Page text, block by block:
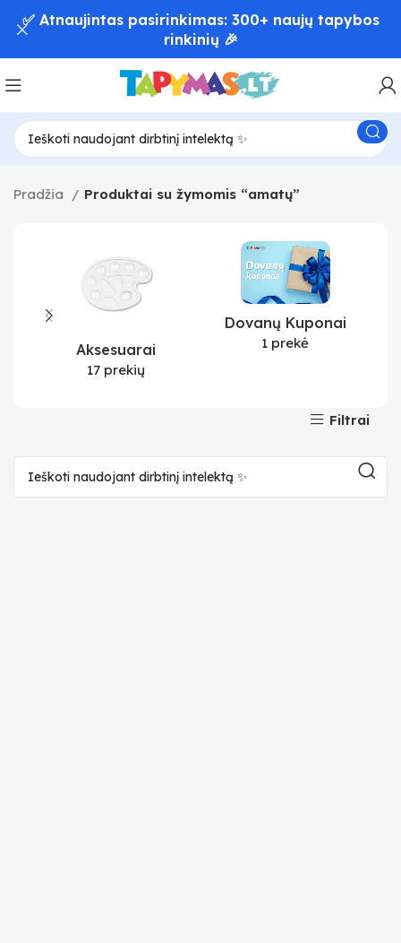
Pradžia Produktai su žymomis “amatų”
Aksesuarai
17 prekių
Dovanų Kuponai
1 prekė
Filtrai
✅ Atnaujintas pasirinkimas: 300+ naujų tapybos
rinkinių 🎉